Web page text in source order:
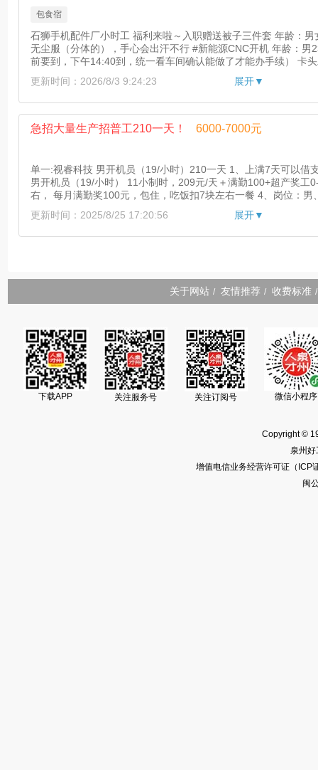
包食宿
石狮手机配件厂小时工 福利来啦～入职赠送被子三件套 年龄：
无尘服（分体的），手心会出汗不行 #新能源CNC开机 年龄：
前要到，下午14:40到，统一看车间确认能做了才能办手续） 卡头发染色，大片纹身，高血压 【薪
资】综合 5200-6000 元！每月20左右发上个月工资。 【吃住】
后扣。保险100元每月 面试时间：9-11 13.30-15:30点
更新时间：2026/8/3 9:24:23 展开▼
急招大量生产招普工210一天！ 6000-7000元
单一:视睿科技 男开机员（19/小时）210一天 1、上满7天可以借
男开机员（19/小时） 11小制时，209元/天＋满勤100+超产奖工
右， 每月满勤奖100元，包住，吃饭扣7块左右一餐 4、岗位：
台，空调车间、穿轻薄连体服、可带手机进车间，近视太高不录取
更新时间：2025/8/25 17:20:56 展开▼
关于网站 / 友情推荐 / 收费标准 /
下载APP 关注服务号 关注订阅号 微信小程序
Copyright ©
泉州
增值电信业务经营许可证（ICP
闽